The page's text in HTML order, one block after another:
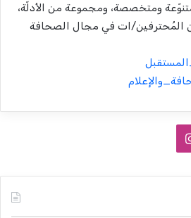
ومتخصصة، ومجموعة من الأدلّة،
المُحترفين/ات في مجال الصحافة